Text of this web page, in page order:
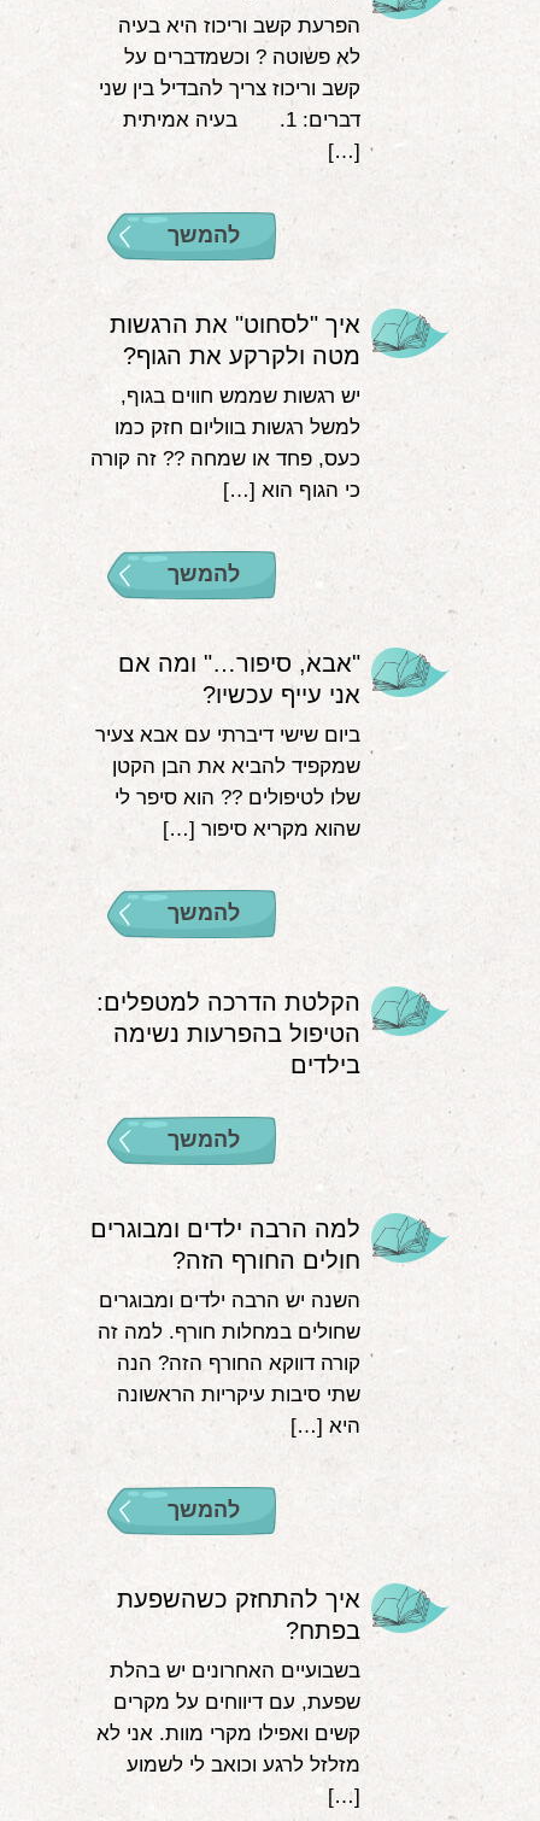
הפרעת קשב וריכוז היא בעיה
לא פשוטה ? וכשמדברים על
קשב וריכוז צריך להבדיל בין שני
דברים: 1. בעיה אמיתית
[…]
להמשך
איך "לסחוט" את הרגשות
מטה ולקרקע את הגוף?
יש רגשות שממש חווים בגוף,
למשל רגשות בווליום חזק כמו
כעס, פחד או שמחה ?‍? זה קורה
כי הגוף הוא […]
להמשך
"אבא, סיפור…" ומה אם
אני עייף עכשיו?
ביום שישי דיברתי עם אבא צעיר
שמקפיד להביא את הבן הקטן
שלו לטיפולים ?‍? הוא סיפר לי
שהוא מקריא סיפור […]
להמשך
הקלטת הדרכה למטפלים:
הטיפול בהפרעות נשימה
בילדים
להמשך
למה הרבה ילדים ומבוגרים
חולים החורף הזה?
השנה יש הרבה ילדים ומבוגרים
שחולים במחלות חורף. למה זה
קורה דווקא החורף הזה? הנה
שתי סיבות עיקריות הראשונה
היא […]
להמשך
איך להתחזק כשהשפעת
בפתח?
בשבועיים האחרונים יש בהלת
שפעת, עם דיווחים על מקרים
קשים ואפילו מקרי מוות. אני לא
מזלזל לרגע וכואב לי לשמוע
[…]